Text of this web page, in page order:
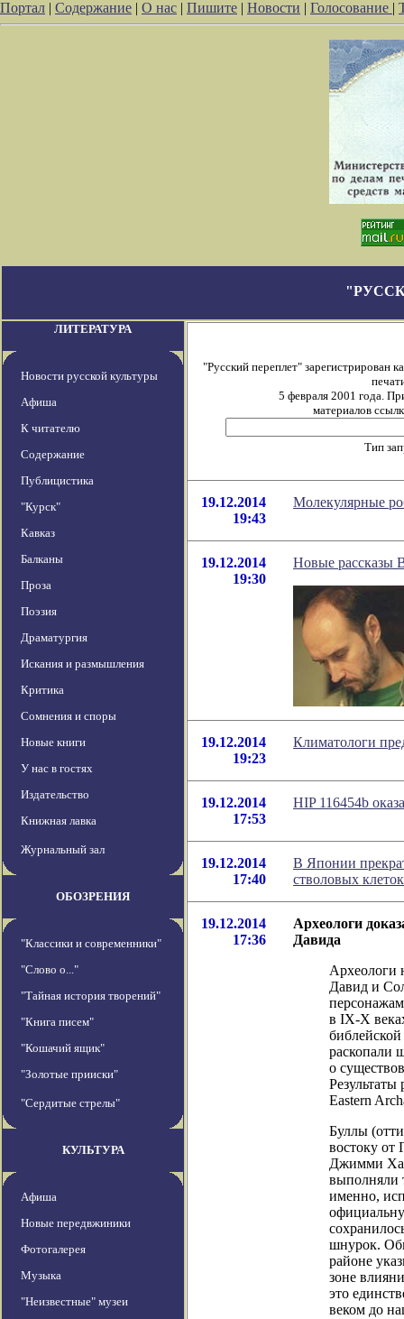
Портал | Содержание | О нас | Пишите | Новости | Голосование |
ЛИТЕРАТУРА
Новости русской культуры
Афиша
К читателю
Содержание
Публицистика
"Курск"
Кавказ
Балканы
Проза
Поэзия
Драматургия
Искания и размышления
Критика
Сомнения и споры
Новые книги
У нас в гостях
Издательство
Книжная лавка
Журнальный зал
ОБОЗРЕНИЯ
"Классики и современники"
"Слово о..."
"Тайная история творений"
"Книга писем"
"Кошачий ящик"
"Золотые прииски"
"Сердитые стрелы"
КУЛЬТУРА
Афиша
Новые передвжиники
Фотогалерея
Музыка
"Неизвестные" музеи
"Русский переплет" зарегистрирован
5 февраля 2001 года.
материалов
Тип
19.12.2014
19:43
Молекулярные
19.12.2014
19:30
Новые рассказы
19.12.2014
19:23
Климатологи
19.12.2014
17:53
HIP 116454b
19.12.2014
17:40
В Японии
стволовых клеток
19.12.2014
17:36
Археологи
Давида
Археологи
Давид и
в IX-X
раскопали
о
Eastern
Буллы
востоку от
Джимми
выполняли
именно,
шнурок.
районе
зоне
это
веком до